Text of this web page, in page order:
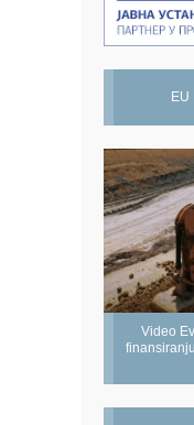
EU
Video